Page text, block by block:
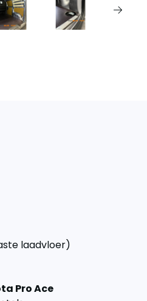
laadvloer)
Pro Ace